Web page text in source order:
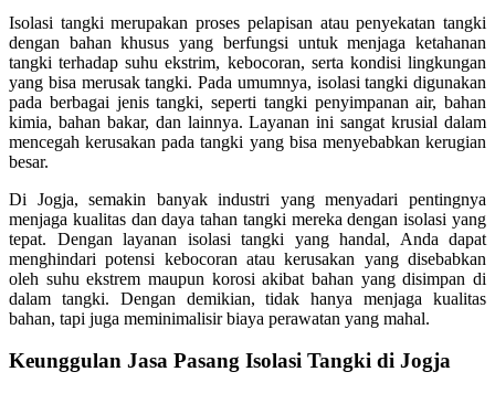
Isolasi tangki merupakan proses pelapisan atau penyekatan tangki
dengan bahan khusus yang berfungsi untuk menjaga ketahanan
tangki terhadap suhu ekstrim, kebocoran, serta kondisi lingkungan
yang bisa merusak tangki. Pada umumnya, isolasi tangki digunakan
pada berbagai jenis tangki, seperti tangki penyimpanan air, bahan
kimia, bahan bakar, dan lainnya. Layanan ini sangat krusial dalam
mencegah kerusakan pada tangki yang bisa menyebabkan kerugian
besar.
Di Jogja, semakin banyak industri yang menyadari pentingnya
menjaga kualitas dan daya tahan tangki mereka dengan isolasi yang
tepat. Dengan layanan isolasi tangki yang handal, Anda dapat
menghindari potensi kebocoran atau kerusakan yang disebabkan
oleh suhu ekstrem maupun korosi akibat bahan yang disimpan di
dalam tangki. Dengan demikian, tidak hanya menjaga kualitas
bahan, tapi juga meminimalisir biaya perawatan yang mahal.
Keunggulan Jasa Pasang Isolasi Tangki di Jogja